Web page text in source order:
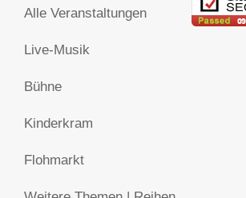
Alle Veranstaltungen
Live-Musik
Bühne
Kinderkram
Flohmarkt